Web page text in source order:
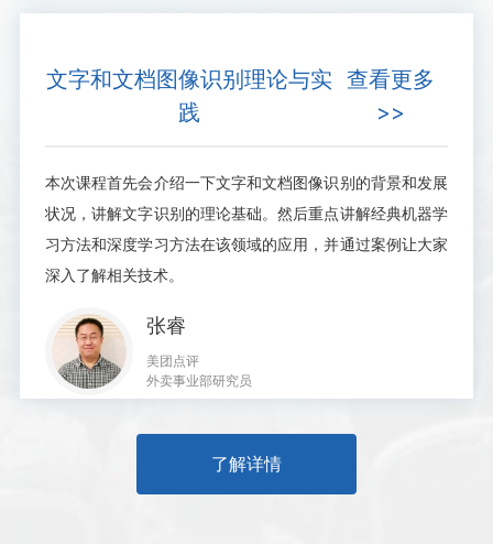
文字和文档图像识别理论与实
践
查看更多
>>
本次课程首先会介绍一下文字和文档图像识别的背景和发展
状况，讲解文字识别的理论基础。然后重点讲解经典机器学
习方法和深度学习方法在该领域的应用，并通过案例让大家
深入了解相关技术。
张睿
美团点评
外卖事业部研究员
了解详情